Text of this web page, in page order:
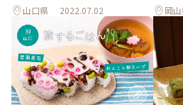
山口県 2022.07.02 岡